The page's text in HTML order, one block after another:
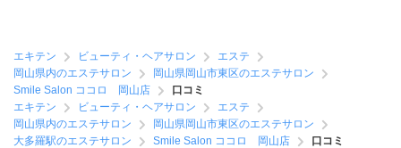
エキテン ビューティ・ヘアサロン
エステ
岡山県内のエステサロン
岡山県岡山市東区のエステサロン
Smile Salon ココロ 岡山店
口コミ
エキテン
ビューティ・ヘアサロン
エステ
岡山県内のエステサロン
岡山県岡山市東区のエステサロン
大多羅駅のエステサロン
Smile Salon ココロ 岡山店 口コミ